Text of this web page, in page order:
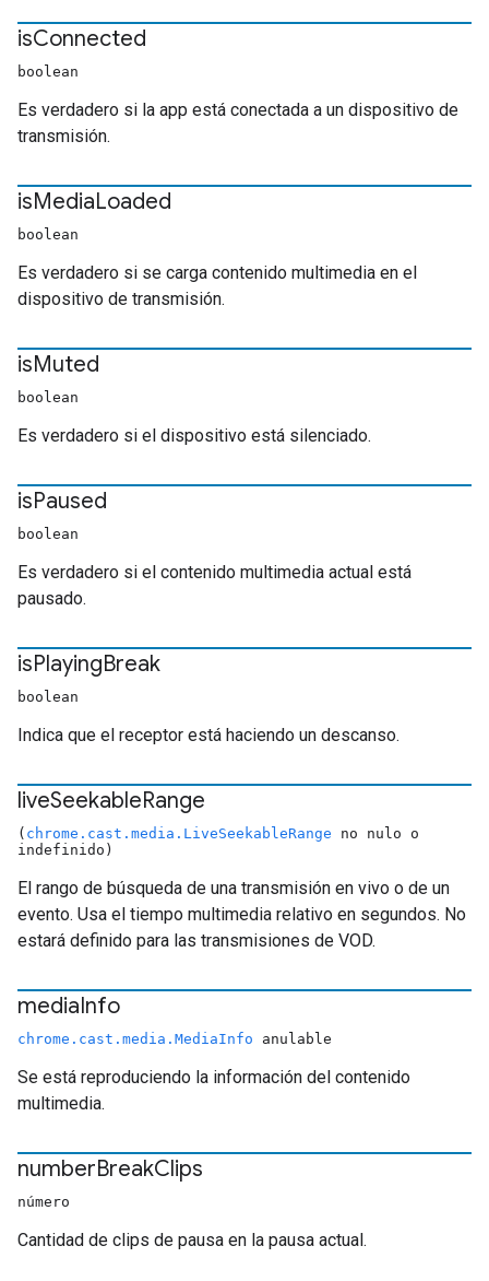
isConnected
boolean
Es verdadero si la app está conectada a un dispositivo de
transmisión.
isMediaLoaded
boolean
Es verdadero si se carga contenido multimedia en el
dispositivo de transmisión.
isMuted
boolean
Es verdadero si el dispositivo está silenciado.
isPaused
boolean
Es verdadero si el contenido multimedia actual está
pausado.
isPlayingBreak
boolean
Indica que el receptor está haciendo un descanso.
liveSeekableRange
( chrome.cast.media.LiveSeekableRange no nulo o
indefinido)
El rango de búsqueda de una transmisión en vivo o de un
evento. Usa el tiempo multimedia relativo en segundos. No
estará definido para las transmisiones de VOD.
mediaInfo
chrome.cast.media.MediaInfo anulable
Se está reproduciendo la información del contenido
multimedia.
numberBreakClips
número
Cantidad de clips de pausa en la pausa actual.